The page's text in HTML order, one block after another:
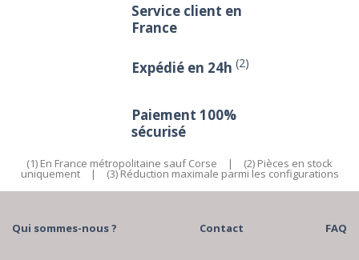
Service client en
France
Expédié en 24h (2)
Paiement 100%
sécurisé
(1) En France métropolitaine sauf Corse | (2) Pièces en stock
uniquement | (3) Réduction maximale parmi les configurations
Qui sommes-nous ? Contact FAQ